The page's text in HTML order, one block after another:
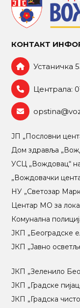
КОНТАКТ
Устаничка
Централа:
ЈП „Пословни
Дом здравља
УСЦ „Вождовац“
„Вождовачки
НУ „Светозар
Центар МO за
Комунална
ЈКП „Београдске
ЈКП „Јавно
ЈКП „Зеленило
ЈКП „Градске
ЈКП „Градска